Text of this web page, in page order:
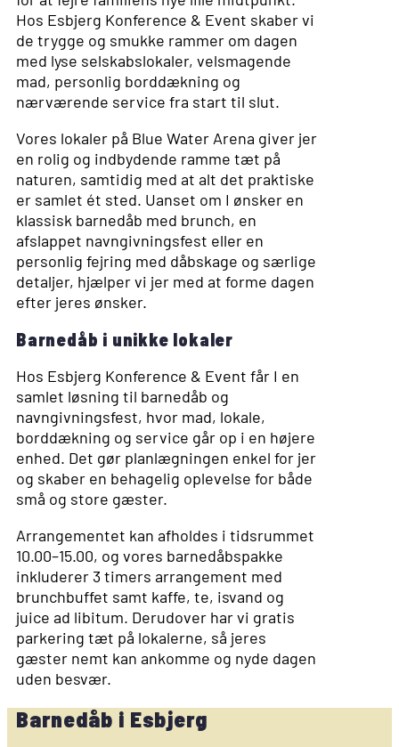
Hos Esbjerg Konference & Event skaber vi
de trygge og smukke rammer om dagen
med lyse selskabslokaler, velsmagende
mad, personlig borddækning og
nærværende service fra start til slut.
Vores lokaler på Blue Water Arena giver jer
en rolig og indbydende ramme tæt på
naturen, samtidig med at alt det praktiske
er samlet ét sted. Uanset om I ønsker en
klassisk barnedåb med brunch, en
afslappet navngivningsfest eller en
personlig fejring med dåbskage og særlige
detaljer, hjælper vi jer med at forme dagen
efter jeres ønsker.
Barnedåb i unikke lokaler
Hos Esbjerg Konference & Event får I en
samlet løsning til barnedåb og
navngivningsfest, hvor mad, lokale,
borddækning og service går op i en højere
enhed. Det gør planlægningen enkel for jer
og skaber en behagelig oplevelse for både
små og store gæster.
Arrangementet kan afholdes i tidsrummet
10.00–15.00, og vores barnedåbspakke
inkluderer 3 timers arrangement med
brunchbuffet samt kaffe, te, isvand og
juice ad libitum. Derudover har vi gratis
parkering tæt på lokalerne, så jeres
gæster nemt kan ankomme og nyde dagen
uden besvær.
Barnedåb i Esbjerg